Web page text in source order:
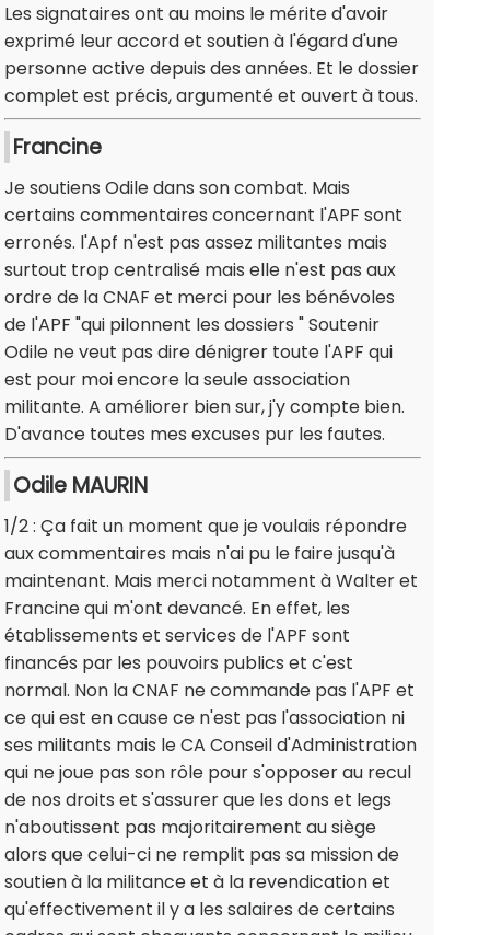
Les signataires ont au moins le mérite d'avoir
exprimé leur accord et soutien à l'égard d'une
personne active depuis des années. Et le dossier
complet est précis, argumenté et ouvert à tous.
Francine
Je soutiens Odile dans son combat. Mais
certains commentaires concernant l'APF sont
erronés. l'Apf n'est pas assez militantes mais
surtout trop centralisé mais elle n'est pas aux
ordre de la CNAF et merci pour les bénévoles
de l'APF "qui pilonnent les dossiers " Soutenir
Odile ne veut pas dire dénigrer toute l'APF qui
est pour moi encore la seule association
militante. A améliorer bien sur, j'y compte bien.
D'avance toutes mes excuses pur les fautes.
Odile MAURIN
1/2 : Ça fait un moment que je voulais répondre
aux commentaires mais n'ai pu le faire jusqu'à
maintenant. Mais merci notamment à Walter et
Francine qui m'ont devancé. En effet, les
établissements et services de l'APF sont
financés par les pouvoirs publics et c'est
normal. Non la CNAF ne commande pas l'APF et
ce qui est en cause ce n'est pas l'association ni
ses militants mais le CA Conseil d'Administration
qui ne joue pas son rôle pour s'opposer au recul
de nos droits et s'assurer que les dons et legs
n'aboutissent pas majoritairement au siège
alors que celui-ci ne remplit pas sa mission de
soutien à la militance et à la revendication et
qu'effectivement il y a les salaires de certains